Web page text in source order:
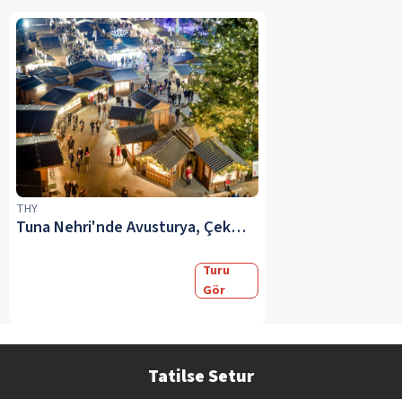
THY
Tuna Nehri'nde Avusturya, Çekya ve Almanya SE (Gemide Ultra Her Şey Dahil) (2) (Prag Konaklamalı) S&C
Turu
Gör
Tatilse Setur